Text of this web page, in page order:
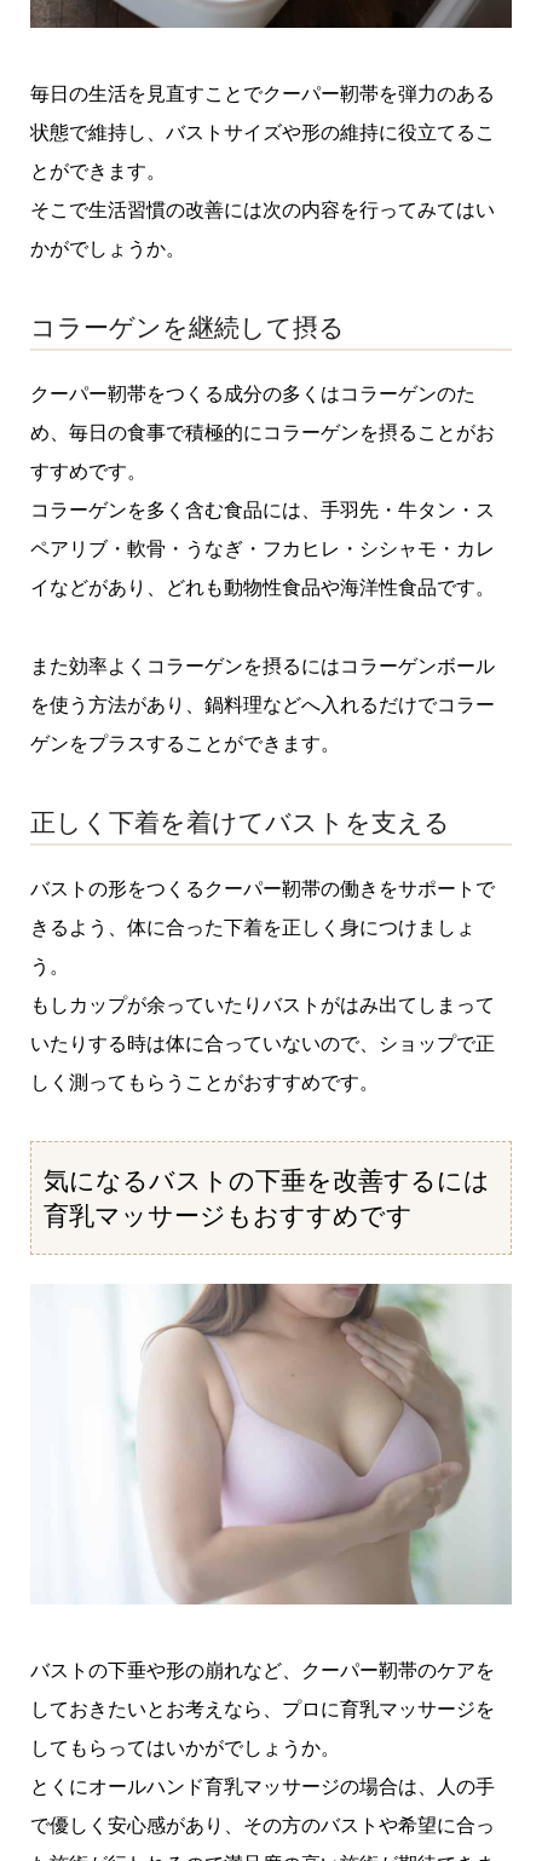
毎日の生活を見直すことでクーパー靭帯を弾力のある
状態で維持し、バストサイズや形の維持に役立てるこ
とができます。
そこで生活習慣の改善には次の内容を行ってみてはい
かがでしょうか。
コラーゲンを継続して摂る
クーパー靭帯をつくる成分の多くはコラーゲンのた
め、毎日の食事で積極的にコラーゲンを摂ることがお
すすめです。
コラーゲンを多く含む食品には、手羽先・牛タン・ス
ペアリブ・軟骨・うなぎ・フカヒレ・シシャモ・カレ
イなどがあり、どれも動物性食品や海洋性食品です。
また効率よくコラーゲンを摂るにはコラーゲンボール
を使う方法があり、鍋料理などへ入れるだけでコラー
ゲンをプラスすることができます。
正しく下着を着けてバストを支える
バストの形をつくるクーパー靭帯の働きをサポートで
きるよう、体に合った下着を正しく身につけましょ
う。
もしカップが余っていたりバストがはみ出てしまって
いたりする時は体に合っていないので、ショップで正
しく測ってもらうことがおすすめです。
気になるバストの下垂を改善するには
育乳マッサージもおすすめです
バストの下垂や形の崩れなど、クーパー靭帯のケアを
しておきたいとお考えなら、プロに育乳マッサージを
してもらってはいかがでしょうか。
とくにオールハンド育乳マッサージの場合は、人の手
で優しく安心感があり、その方のバストや希望に合っ